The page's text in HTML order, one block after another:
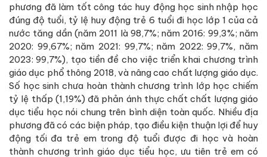
phương đã làm tốt công tác huy động học sinh nhập học
đúng độ tuổi, tỷ lệ huy động trẻ 6 tuổi đi học lớp 1 của cả
nước tăng dần (năm 2011 là 98,7%; năm 2016: 99,3%; năm
2020: 99,67%; năm 2021: 99,7%; năm 2022: 99,7%, năm
2023: 99,7%), tạo tiền đề cho việc triển khai chương trình
giáo dục phổ thông 2018, và nâng cao chất lượng giáo dục.
Số học sinh chưa hoàn thành chương trình lớp học chiếm
tỷ lệ thấp (1,19%) đã phản ánh thực chất chất lượng giáo
dục tiểu học nói chung trên bình diện toàn quốc. Nhiều địa
phương đã có các biện pháp, tạo điều kiện thuận lợi để huy
động tối đa trẻ em trong độ tuổi được đi học và hoàn
thành chương trình giáo dục tiểu học, ưu tiên trẻ em có